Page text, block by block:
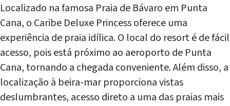
Localizado na famosa Praia de Bávaro em Punta
Cana, o Caribe Deluxe Princess oferece uma
experiência de praia idílica. O local do resort é de fácil
acesso, pois está próximo ao aeroporto de Punta
Cana, tornando a chegada conveniente. Além disso, a
localização à beira-mar proporciona vistas
deslumbrantes, acesso direto a uma das praias mais